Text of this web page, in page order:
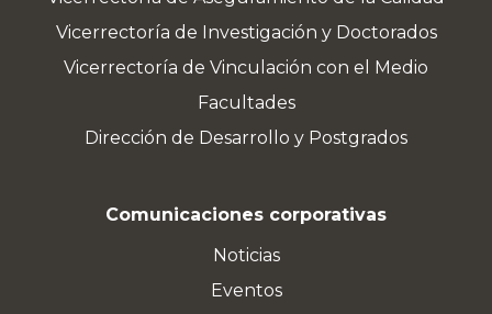
Vicerrectoría de Investigación y Doctorados
Vicerrectoría de Vinculación con el Medio
Facultades
Dirección de Desarrollo y Postgrados
Comunicaciones corporativas
Noticias
Eventos